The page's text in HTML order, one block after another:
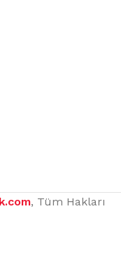
, Tüm Hakları